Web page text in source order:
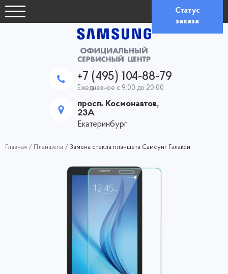
Статус
заказа
+7 (495) 104-88-79
Ежедневное с 9:00 до 20:00
просп. Космонавтов,
23А
Екатеринбург
Главная / Планшеты / Замена cтекла планшета Самсунг Гэлакси